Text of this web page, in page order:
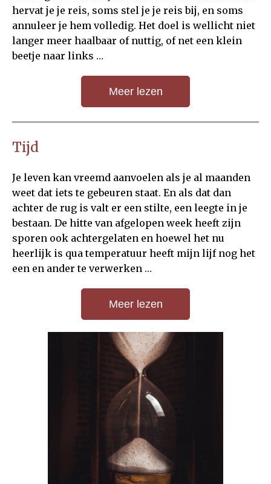
hervat je je reis, soms stel je je reis bij, en soms
annuleer je hem volledig. Het doel is wellicht niet
langer meer haalbaar of nuttig, of net een klein
beetje naar links …
Meer lezen
Tijd
Je leven kan vreemd aanvoelen als je al maanden
weet dat iets te gebeuren staat. En als dat dan
achter de rug is valt er een stilte, een leegte in je
bestaan. De hitte van afgelopen week heeft zijn
sporen ook achtergelaten en hoewel het nu
heerlijk is qua temperatuur heeft mijn lijf nog het
een en ander te verwerken …
Meer lezen